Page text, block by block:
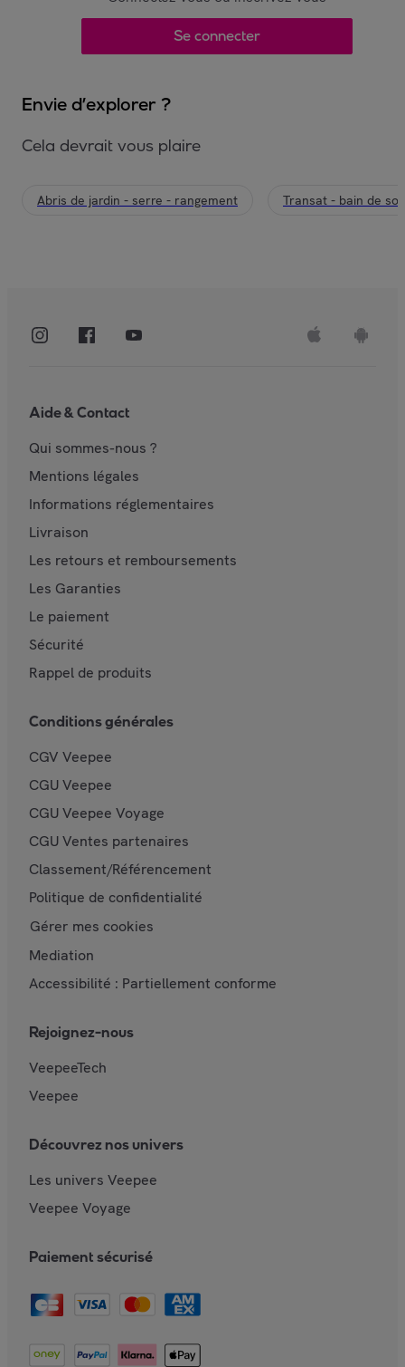
Se connecter
Envie d’explorer ?
Cela devrait vous plaire
Abris de jardin - serre - rangement Transat - bain de
Aide & Contact
Qui sommes-nous ?
Mentions légales
Informations réglementaires
Livraison
Les retours et remboursements
Les Garanties
Le paiement
Sécurité
Rappel de produits
Conditions générales
CGV Veepee
CGU Veepee
CGU Veepee Voyage
CGU Ventes partenaires
Classement/Référencement
Politique de confidentialité
Gérer mes cookies
Mediation
Accessibilité : Partiellement conforme
Rejoignez-nous
VeepeeTech
Veepee
Découvrez nos univers
Les univers Veepee
Veepee Voyage
Paiement sécurisé